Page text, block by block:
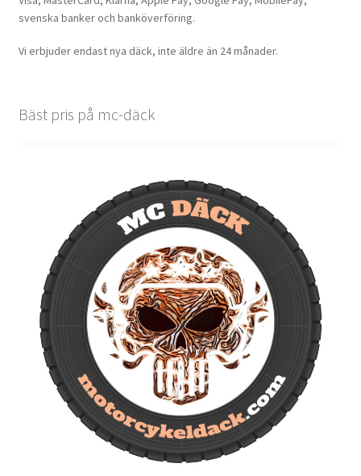
svenska banker och banköverföring.
Vi erbjuder endast nya däck, inte äldre än 24 månader.
Bäst pris på mc-däck